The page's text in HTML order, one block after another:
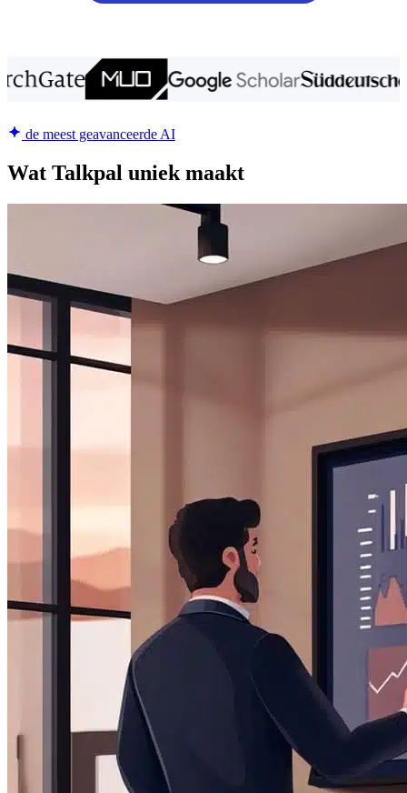
de meest geavanceerde AI
Wat Talkpal uniek maakt